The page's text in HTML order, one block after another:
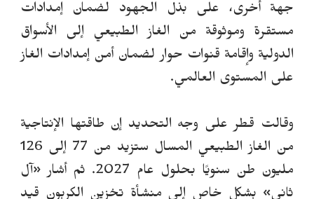
جهة أخرى، على بذل الجهود لضمان إمدادات
مستقرة وموثوقة من الغاز الطبيعي إلى الأسواق
الدولية وإقامة قنوات حوار لضمان أمن إمدادات الغاز
على المستوى العالمي.
وقالت قطر على وجه التحديد إن طاقتها الإنتاجية
من الغاز الطبيعي المسال ستزيد من 77 إلى 126
مليون طن سنويًا بحلول عام 2027.
ثم أشار«آل
ثاني» بشكل خاص إلى منشأة تخزين الكربون قيد